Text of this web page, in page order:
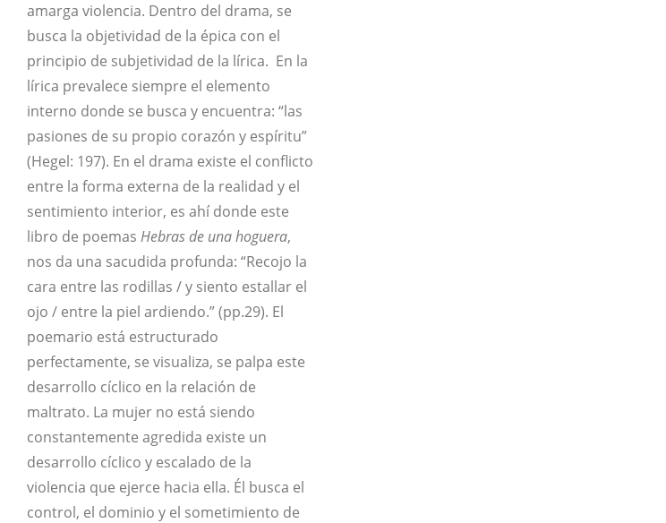
amarga violencia. Dentro del drama, se
busca la objetividad de la épica con el
principio de subjetividad de la lírica. En la
lírica prevalece siempre el elemento
interno donde se busca y encuentra: “las
pasiones de su propio corazón y espíritu”
(Hegel: 197). En el drama existe el conflicto
entre la forma externa de la realidad y el
sentimiento interior, es ahí donde este
libro de poemas Hebras de una hoguera,
nos da una sacudida profunda: “Recojo la
cara entre las rodillas / y siento estallar el
ojo / entre la piel ardiendo.” (pp.29). El
poemario está estructurado
perfectamente, se visualiza, se palpa este
desarrollo cíclico en la relación de
maltrato. La mujer no está siendo
constantemente agredida existe un
desarrollo cíclico y escalado de la
violencia que ejerce hacia ella. Él busca el
control, el dominio y el sometimiento de